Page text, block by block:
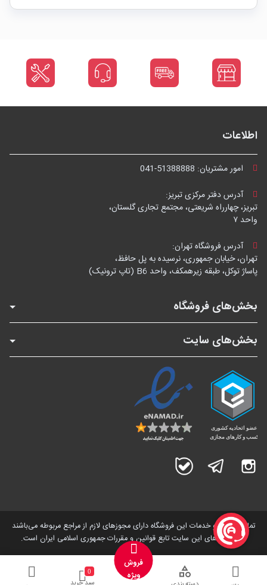
اطلاعات
امور مشتریان: 041-51388888
آدرس دفتر مرکزی تبریز:
تبریز، چهارراه شریعتی، مجتمع تجاری گلستان،
واحد ۷
آدرس فروشگاه تهران:
تهران، خیابان جمهوری، نرسیده به پل حافظ،
پاساژ توکل، طبقه زیرهمکف، واحد B6 (تاپ ترونیک)
بخش‌های فروشگاه
بخش‌های سایت
اینستاگرام تلگرام
تمامی کالاها و خدمات این فروشگاه دارای مجوز‌های لازم از مراجع مربوطه می‌باشند
و فعالیت های این سایت تابع قوانین و مقررات جمهوری اسلامی ایران است.
فروش
ویژه
0